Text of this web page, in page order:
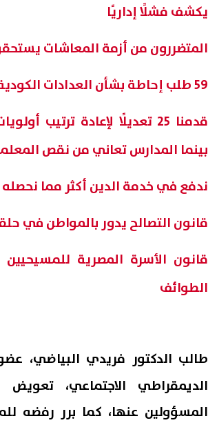
يكشف فشلًا إداريًا
المتضررون من أزمة المعاشات
59 طلب إحاطة بشأن العدادات الكودية تعكس حجم غضب المواطنين
قدمنا 25 تعديلًا لإعادة
بينما المدارس تعاني من نقص
ندفع في خدمة الدين أكثر مما نحصله
قانون التصالح يدور بالمواطن في
قانون الأسرة المصرية
الطوائف
طالب الدكتور فريدي البياضي،
الديمقراطي الاجتماعي،
المسؤولين عنها، كما برر رفضه
الدور الثاني 2026 بالاسم فقط بدون
متوفر الآن..
الثالث الإعدادي 2026 بالاسم فقط
07 أغسطس, 2026 04:33 م